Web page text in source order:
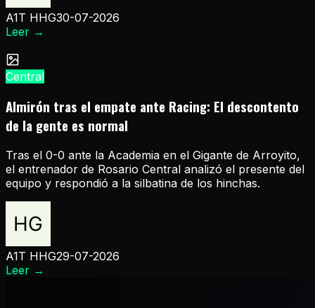
A1T HHG30-07-2026
Leer →
Central
Almirón tras el empate ante Racing: El descontento
de la gente es normal
Tras el 0-0 ante la Academia en el Gigante de Arroyito,
el entrenador de Rosario Central analizó el presente del
equipo y respondió a la silbatina de los hinchas.
A1T HHG29-07-2026
Leer →